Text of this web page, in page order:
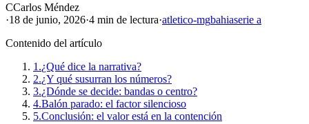
CCarlos Méndez
·18 de junio, 2026·4 min de lectura·atletico-mgbahiaserie a
Contenido del artículo
1.¿Qué dice la narrativa?
2.¿Y qué susurran los números?
3.¿Dónde se decide: bandas o centro?
4.Balón parado: el factor silencioso
5.Conclusión: el valor está en la contención